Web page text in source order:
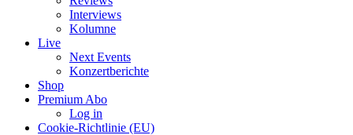
Interviews
Kolumne
Live
Next Events
Konzertberichte
Shop
Premium Abo
Log in
Cookie-Richtlinie (EU)